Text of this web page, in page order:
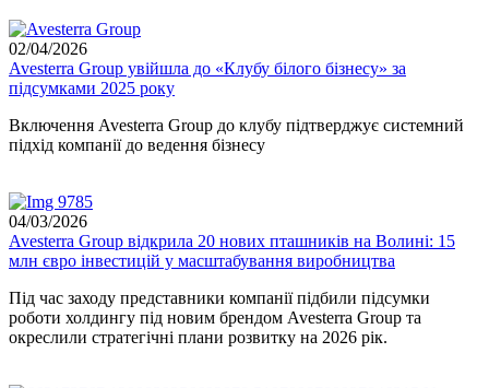
02/04/2026
Avesterra Group увійшла до «Клубу білого бізнесу» за
підсумками 2025 року
Включення Avesterra Group до клубу підтверджує системний
підхід компанії до ведення бізнесу
04/03/2026
Avesterra Group відкрила 20 нових пташників на Волині: 15
млн євро інвестицій у масштабування виробництва
Під час заходу представники компанії підбили підсумки
роботи холдингу під новим брендом Avesterra Group та
окреслили стратегічні плани розвитку на 2026 рік.